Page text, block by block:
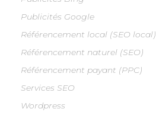
Publicités Google
Référencement local (SEO local)
Référencement naturel (SEO)
Référencement payant (PPC)
Services SEO
Wordpress